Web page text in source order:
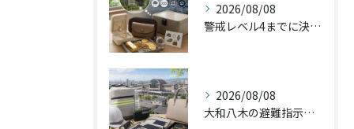
2026/08/08
警戒レベル4までに決める貴重品の持ち出し判断
2026/08/08
大和八木の避難指示と貴重品・査定品の備え